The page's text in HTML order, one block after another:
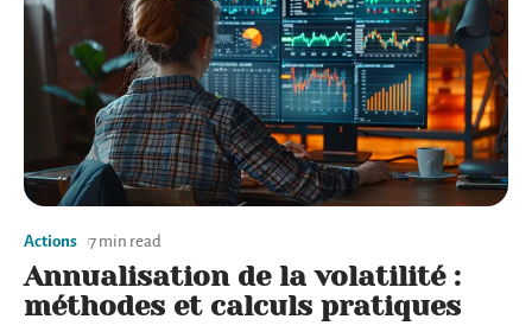
Actions 7 min read
Annualisation de la volatilité :
méthodes et calculs pratiques